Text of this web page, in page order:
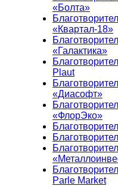
«Болта»
«Квартал-18»
«Галактика»
Plaut
«Диасофт»
«ФлорЭко»
Parle Market